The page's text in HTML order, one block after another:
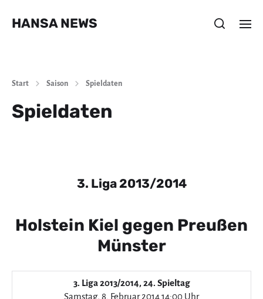
HANSA NEWS
Start Saison Spieldaten
Spieldaten
3. Liga 2013/2014
Holstein Kiel gegen Preußen
Münster
3. Liga 2013/2014, 24. Spieltag
Samstag, 8. Februar 2014 14:00 Uhr